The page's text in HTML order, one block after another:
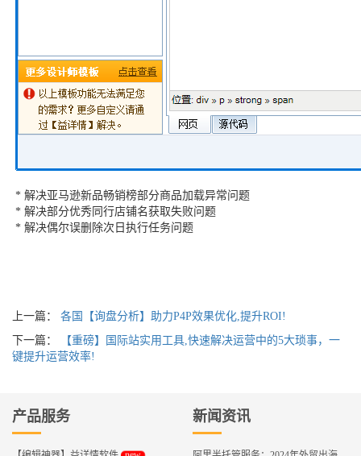
* 解决亚马逊新品畅销榜部分商品加载异常问题
* 解决部分优秀同行店铺名获取失败问题
* 解决偶尔误删除次日执行任务问题
上一篇： 各国【询盘分析】助力P4P效果优化,提升ROI!
下一篇：
【重磅】国际站实用工具,快速解决运营中的5大琐事，一
键提升运营效率!
产品服务 新闻资讯